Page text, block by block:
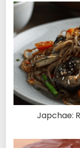
Japchae: